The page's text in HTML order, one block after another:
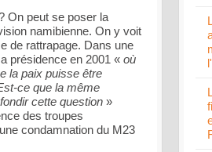
On peut se poser la
namibienne. On y voit
de rattrapage. Dans une
présidence en 2001 « où
la paix puisse être
ce que la même
cette question »
des troupes
condamnation du M23